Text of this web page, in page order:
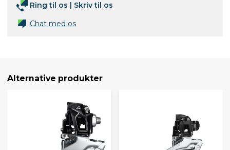
Ring til os | Skriv til os
Chat med os
Alternative produkter